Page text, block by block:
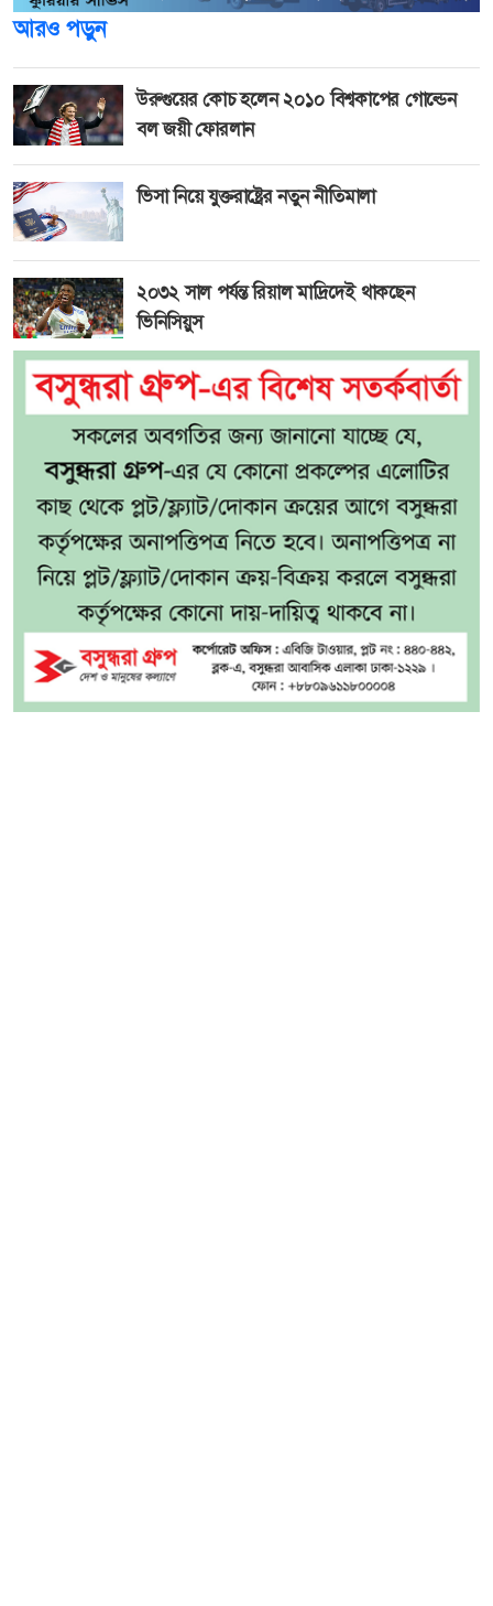
আরও পড়ুন
উরুগুয়ের কোচ হলেন ২০১০ বিশ্বকাপের গোল্ডেন
বল জয়ী ফোরলান
ভিসা নিয়ে যুক্তরাষ্ট্রের নতুন নীতিমালা
২০৩২ সাল পর্যন্ত রিয়াল মাদ্রিদেই থাকছেন
ভিনিসিয়ুস